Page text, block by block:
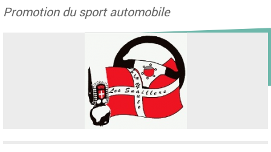
Promotion du sport automobile